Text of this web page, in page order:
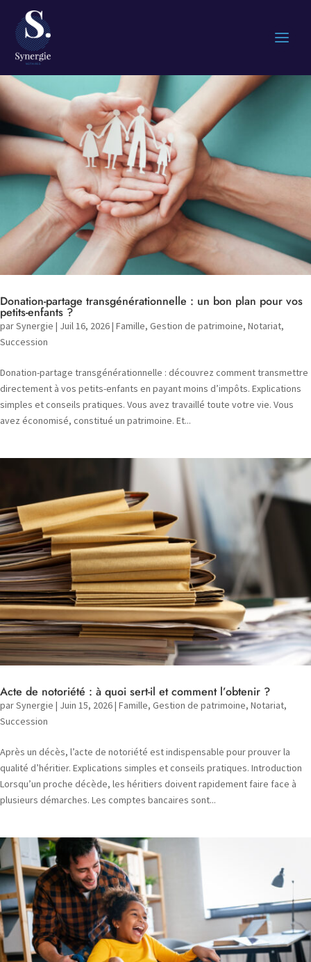
Donation-partage transgénérationnelle : un bon plan pour vos
petits-enfants ?
parSynergie | Juil 16, 2026| Famille, Gestion de patrimoine, Notariat,
Succession
Donation-partage transgénérationnelle : découvrez comment transmettre
directement à vos petits-enfants en payant moins d’impôts. Explications
simples et conseils pratiques. Vous avez travaillé toute votre vie. Vous
avez économisé, constitué un patrimoine. Et...
Acte de notoriété : à quoi sert-il et comment l’obtenir ?
parSynergie | Juin 15, 2026| Famille, Gestion de patrimoine, Notariat,
Succession
Après un décès, l’acte de notoriété est indispensable pour prouver la
qualité d’héritier. Explications simples et conseils pratiques. Introduction
Lorsqu’un proche décède, les héritiers doivent rapidement faire face à
plusieurs démarches. Les comptes bancaires sont...